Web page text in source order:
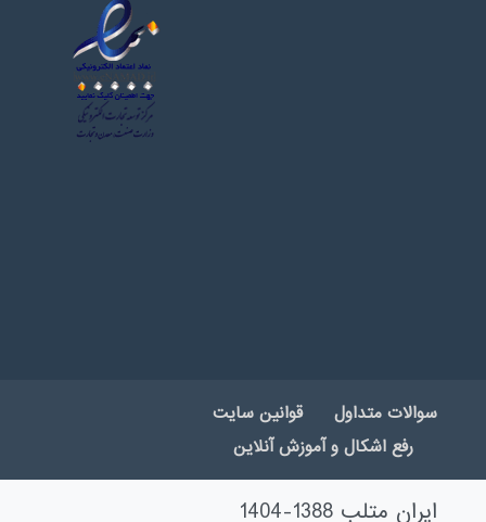
سوالات متداول
قوانین سایت
رفع اشکال و آموزش آنلاین
ایران متلب 1388-1404